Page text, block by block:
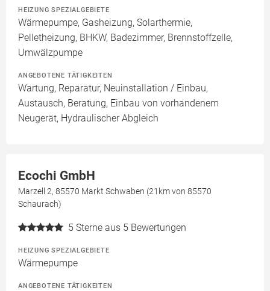
HEIZUNG SPEZIALGEBIETE
Wärmepumpe, Gasheizung, Solarthermie,
Pelletheizung, BHKW, Badezimmer, Brennstoffzelle,
Umwälzpumpe
ANGEBOTENE TÄTIGKEITEN
Wartung, Reparatur, Neuinstallation / Einbau,
Austausch, Beratung, Einbau von vorhandenem
Neugerät, Hydraulischer Abgleich
Ecochi GmbH
Marzell 2, 85570 Markt Schwaben (21km von 85570
Schaurach)
5 Sterne aus 5 Bewertungen
HEIZUNG SPEZIALGEBIETE
Wärmepumpe
ANGEBOTENE TÄTIGKEITEN